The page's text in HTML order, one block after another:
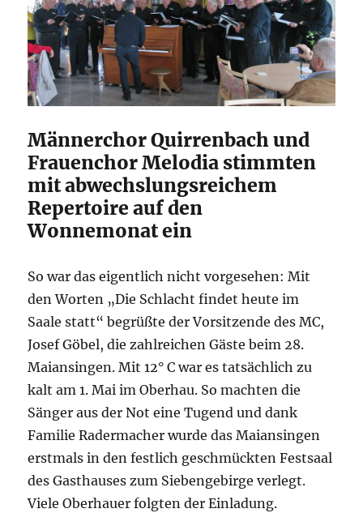
Männerchor Quirrenbach und
Frauenchor Melodia stimmten
mit abwechslungsreichem
Repertoire auf den
Wonnemonat ein
So war das eigentlich nicht vorgesehen: Mit
den Worten „Die Schlacht findet heute im
Saale statt“ begrüßte der Vorsitzende des MC,
Josef Göbel, die zahlreichen Gäste beim 28.
Maiansingen. Mit 12° C war es tatsächlich zu
kalt am 1. Mai im Oberhau. So machten die
Sänger aus der Not eine Tugend und dank
Familie Radermacher wurde das Maiansingen
erstmals in den festlich geschmückten Festsaal
des Gasthauses zum Siebengebirge verlegt.
Viele Oberhauer folgten der Einladung.